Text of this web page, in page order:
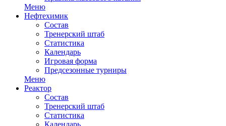
Меню
Нефтехимик
Состав
Тренерский штаб
Статистика
Календарь
Игровая форма
Предсезонные турниры
Меню
Реактор
Состав
Тренерский штаб
Статистика
Календарь